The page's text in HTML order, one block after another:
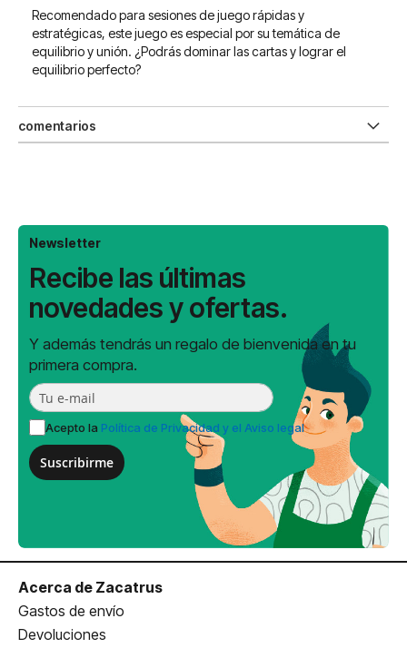
Recomendado para sesiones de juego rápidas y
estratégicas, este juego es especial por su temática de
equilibrio y unión. ¿Podrás dominar las cartas y lograr el
equilibrio perfecto?
comentarios
Newsletter
Recibe las últimas
novedades y ofertas.
Y además tendrás un regalo de bienvenida en tu
primera compra.
Acepto la Política de Privacidad y el Aviso legal
Suscribirme
Acerca de Zacatrus
Gastos de envío
Devoluciones